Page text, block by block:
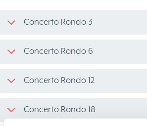
Concerto Rondo 3
Concerto Rondo 6
Concerto Rondo 12
Concerto Rondo 18